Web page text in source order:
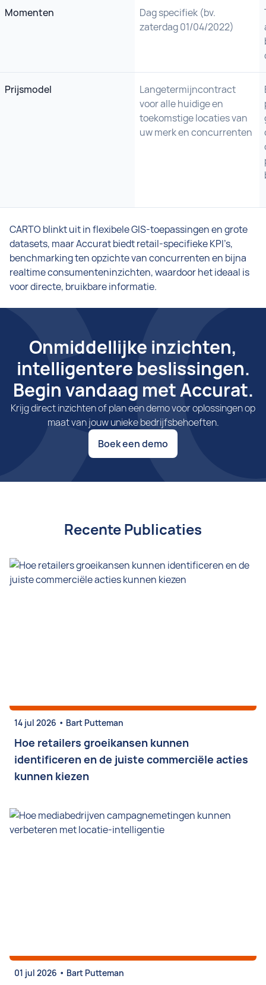
Momenten
Dag specifiek (bv.
zaterdag 01/04/2022)
Prijsmodel
Langetermijncontract
voor alle huidige en
toekomstige locaties van
uw merk en concurrenten
CARTO blinkt uit in flexibele GIS-toepassingen en grote
datasets, maar Accurat biedt retail-specifieke KPI’s,
benchmarking ten opzichte van concurrenten en bijna
realtime consumenteninzichten, waardoor het ideaal is
voor directe, bruikbare informatie.
Onmiddellijke inzichten,
intelligentere beslissingen.
Begin vandaag met Accurat.
Krijg direct inzichten of plan een demo voor oplossingen op
maat van jouw unieke bedrijfsbehoeften.
Boek een demo
Recente Publicaties
14 jul 2026 • Bart Putteman
Hoe retailers groeikansen kunnen
identificeren en de juiste commerciële acties
kunnen kiezen
01 jul 2026 • Bart Putteman